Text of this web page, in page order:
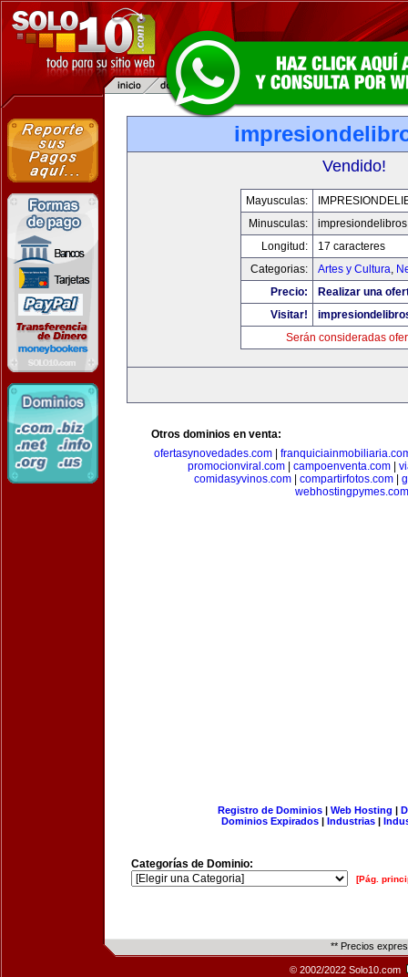
Vendido!
Mayusculas:
Minusculas:
Longitud:
17 caracteres
Categorias:
Artes y Cultura,
Precio:
Realizar una
Visitar!
Serán consideradas
Otros dominios en venta:
ofertasynovedades.com|
promocionviral.com
campoenventa.com
comidasyvinos.com| compartirfotos.com|
webhostingpymes.com
Registro de Dominios| Web Hosting |
Dominios Expirados | Industrias |
Categorías de Dominio:
[Pág.
** Precios
© 2002/2022 Solo10.com